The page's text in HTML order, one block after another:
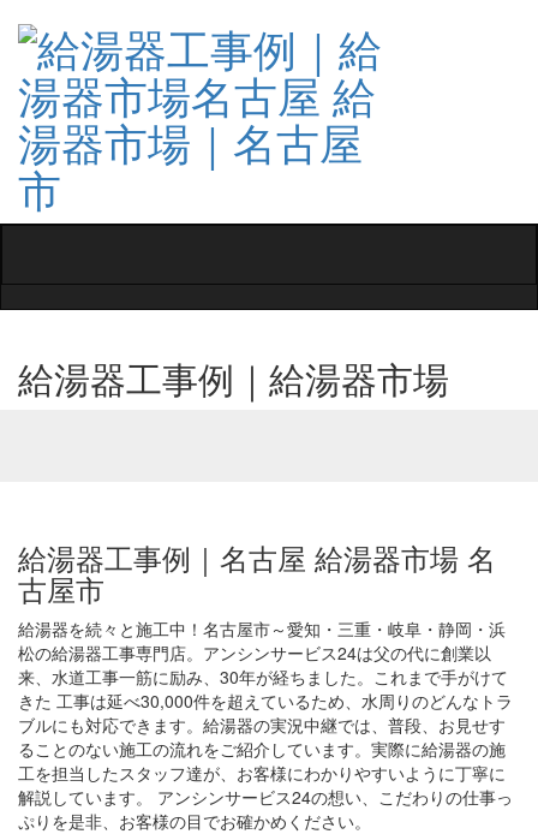
給湯器工事例｜給湯器市場
給湯器工事例｜名古屋 給湯器市場 名
古屋市
給湯器を続々と施工中！名古屋市～愛知・三重・岐阜・静岡・浜
松の給湯器工事専門店。アンシンサービス24は父の代に創業以
来、水道工事一筋に励み、30年が経ちました。これまで手がけて
きた 工事は延べ30,000件を超えているため、水周りのどんなトラ
ブルにも対応できます。給湯器の実況中継では、普段、お見せす
ることのない施工の流れをご紹介しています。実際に給湯器の施
工を担当したスタッフ達が、お客様にわかりやすいように丁寧に
解説しています。 アンシンサービス24の想い、こだわりの仕事っ
ぷりを是非、お客様の目でお確かめください。